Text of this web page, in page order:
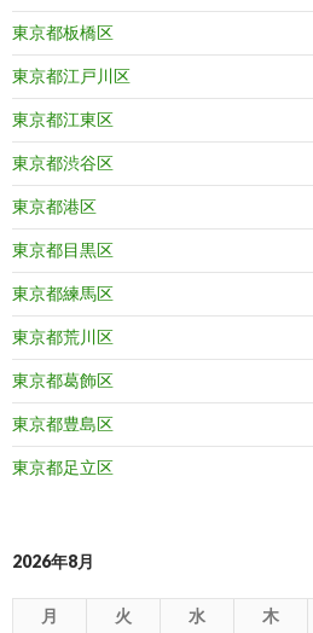
東京都板橋区
東京都江戸川区
東京都江東区
東京都渋谷区
東京都港区
東京都目黒区
東京都練馬区
東京都荒川区
東京都葛飾区
東京都豊島区
東京都足立区
2026年8月
月 火 水 木